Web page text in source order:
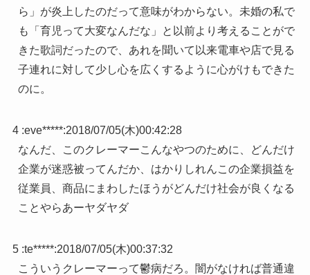
ら」が炎上したのだって意味がわからない。未婚の私で
も「育児って大変なんだな」と以前より考えることがで
きた歌詞だったので、あれを聞いて以来電車や店で見る
子連れに対して少し心を広くするように心がけもできた
のに。
4 :eve*****:2018/07/05(木)00:42:28
なんだ、このクレーマーこんなやつのために、どんだけ
企業が迷惑被ってんだか、はかりしれんこの企業損益を
従業員、商品にまわしたほうがどんだけ社会が良くなる
ことやらあーヤダヤダ
5 :te*****:2018/07/05(木)00:37:32
こういうクレーマーって鬱病だろ。闇がなければ普通違